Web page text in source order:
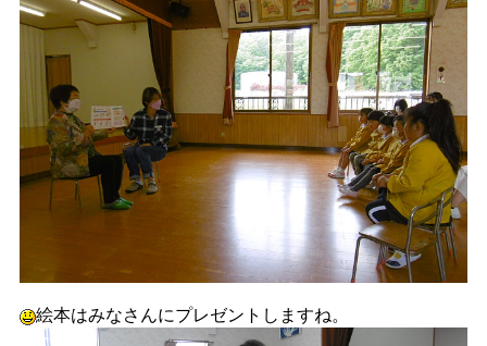
絵本はみなさんにプレゼントしますね。